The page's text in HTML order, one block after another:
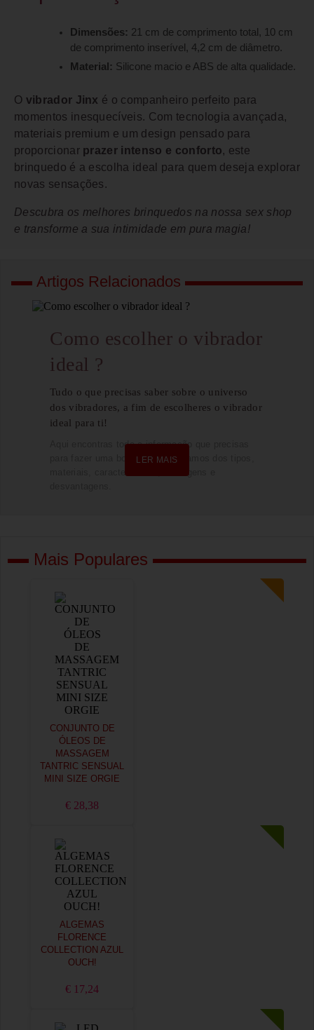
Dimensões: 21 cm de comprimento total, 10 cm
de comprimento inserível, 4,2 cm de diâmetro.
Material: Silicone macio e ABS de alta qualidade.
O vibrador Jinx é o companheiro perfeito para
momentos inesquecíveis. Com tecnologia avançada,
materiais premium e um design pensado para
proporcionar prazer intenso e conforto, este
brinquedo é a escolha ideal para quem deseja explorar
novas sensações.
Descubra os melhores brinquedos na nossa sex shop
e transforme a sua intimidade em pura magia!
Artigos Relacionados
Como escolher o vibrador
ideal ?
Tudo o que precisas saber sobre o universo
dos vibradores, a fim de escolheres o vibrador
ideal para ti!
Aqui encontras toda a informação que precisas
para fazer uma boa escolha. Falamos dos tipos,
materiais, características, vantagens e
LER MAIS
Mais Populares
CONJUNTO DE
ÓLEOS DE
MASSAGEM
TANTRIC SENSUAL
MINI SIZE ORGIE
€ 28,38
ALGEMAS
FLORENCE
COLLECTION AZUL
OUCH!
€ 17,24